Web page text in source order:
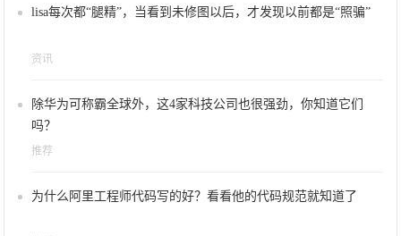
lisa每次都“腿精”，当看到未修图以后，才发现以前都是“照骗”
资讯
除华为可称霸全球外，这4家科技公司也很强劲，你知道它们
吗？
推荐
为什么阿里工程师代码写的好？看看他的代码规范就知道了